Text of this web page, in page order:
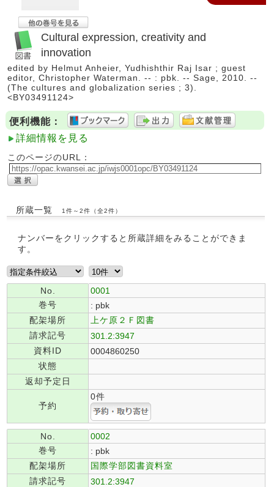
Cultural expression, creativity and
innovation
edited by Helmut Anheier, Yudhishthir Raj Isar ; guest
editor, Christopher Waterman. -- : pbk. -- Sage, 2010. --
(The cultures and globalization series ; 3).
<BY03491124>
便利機能：
詳細情報を見る
このページのURL：
所蔵一覧 1件～2件（全2件）
ナンバーをクリックすると所蔵詳細をみることができま
す。
No.
0001
巻号
: pbk
配架場所
上ケ原２Ｆ図書
請求記号
301.2:3947
資料ID
0004860250
状態
返却予定日
予約
0件
No.
0002
巻号
: pbk
配架場所
国際学部図書資料室
請求記号
301.2:3947